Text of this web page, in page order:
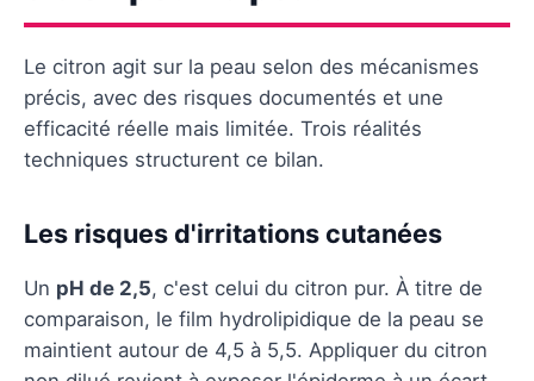
Le citron agit sur la peau selon des mécanismes
précis, avec des risques documentés et une
efficacité réelle mais limitée. Trois réalités
techniques structurent ce bilan.
Les risques d'irritations cutanées
Un pH de 2,5, c'est celui du citron pur. À titre de
comparaison, le film hydrolipidique de la peau se
maintient autour de 4,5 à 5,5. Appliquer du citron